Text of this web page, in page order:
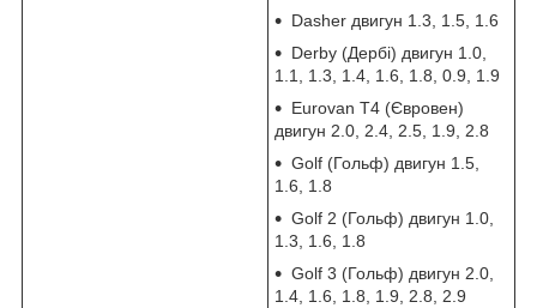
Dasher двигун 1.3, 1.5, 1.6
Derby (Дербі) двигун 1.0,
1.1, 1.3, 1.4, 1.6, 1.8, 0.9, 1.9
Eurovan T4 (Євровен)
двигун 2.0, 2.4, 2.5, 1.9, 2.8
Golf (Гольф) двигун 1.5,
1.6, 1.8
Golf 2 (Гольф) двигун 1.0,
1.3, 1.6, 1.8
Golf 3 (Гольф) двигун 2.0,
1.4, 1.6, 1.8, 1.9, 2.8, 2.9